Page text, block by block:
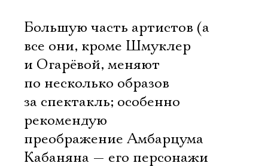
Большую часть артистов (а
все они, кроме Шмуклер
и Огарёвой, меняют
по несколько образов
за спектакль; особенно
рекомендую
преображение Амбарцума
Кабаняна — его персонажи